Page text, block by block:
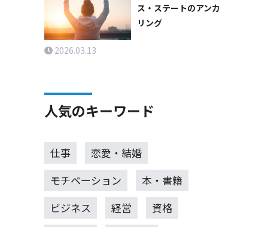
ス・ステートのアンカ
リング
2026.03.13
人気のキーワード
仕事
恋愛・結婚
モチベーション
本・書籍
ビジネス
経営
資格